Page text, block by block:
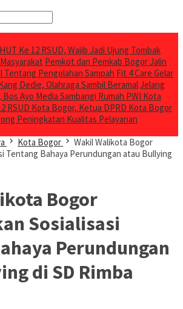
Ke 12 RSUD, Wajib Jadi Ujung Tombak
Pemkot dan Pemkab Bogor Jalin
Tentang Pengolahan Sampah Fit 4 Care Gelar
Dedie, Olahraga Sambil BeramalJelang
Ayo Media Sambangi Rumah PWI Kota
RSUD Kota Bogor, Ketua DPRD Kota Bogor
Peningkatan Kualitas Pelayanan
Kota Bogor
Wakil Walikota Bogor
Tentang Bahaya Perundungan atau Bullying
Bogor
Sosialisasi
Perundungan
di SD Rimba